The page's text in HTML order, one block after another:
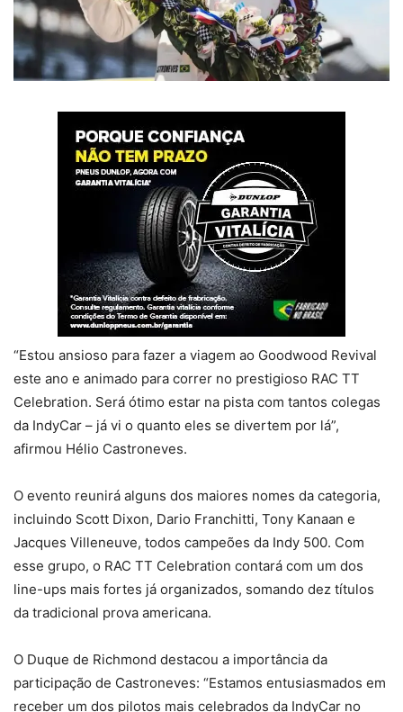
“Estou ansioso para fazer a viagem ao Goodwood Revival
este ano e animado para correr no prestigioso RAC TT
Celebration. Será ótimo estar na pista com tantos colegas
da IndyCar – já vi o quanto eles se divertem por lá”,
afirmou Hélio Castroneves.
O evento reunirá alguns dos maiores nomes da categoria,
incluindo Scott Dixon, Dario Franchitti, Tony Kanaan e
Jacques Villeneuve, todos campeões da Indy 500. Com
esse grupo, o RAC TT Celebration contará com um dos
line-ups mais fortes já organizados, somando dez títulos
da tradicional prova americana.
O Duque de Richmond destacou a importância da
participação de Castroneves: “Estamos entusiasmados em
receber um dos pilotos mais celebrados da IndyCar no